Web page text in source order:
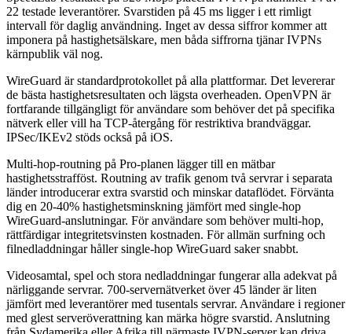
22 testade leverantörer. Svarstiden på 45 ms ligger i ett rimligt
intervall för daglig användning. Inget av dessa siffror kommer att
imponera på hastighetsälskare, men båda siffrorna tjänar IVPNs
kärnpublik väl nog.
WireGuard är standardprotokollet på alla plattformar. Det levererar
de bästa hastighetsresultaten och lägsta overheaden. OpenVPN är
fortfarande tillgängligt för användare som behöver det på specifika
nätverk eller vill ha TCP-återgång för restriktiva brandväggar.
IPSec/IKEv2 stöds också på iOS.
Multi-hop-routning på Pro-planen lägger till en mätbar
hastighetsstrafföst. Routning av trafik genom två servrar i separata
länder introducerar extra svarstid och minskar dataflödet. Förvänta
dig en 20-40% hastighetsminskning jämfört med single-hop
WireGuard-anslutningar. För användare som behöver multi-hop,
rättfärdigar integritetsvinsten kostnaden. För allmän surfning och
filnedladdningar håller single-hop WireGuard saker snabbt.
Videosamtal, spel och stora nedladdningar fungerar alla adekvat på
närliggande servrar. 700-servernätverket över 45 länder är liten
jämfört med leverantörer med tusentals servrar. Användare i regioner
med glest serveröverattning kan märka högre svarstid. Anslutning